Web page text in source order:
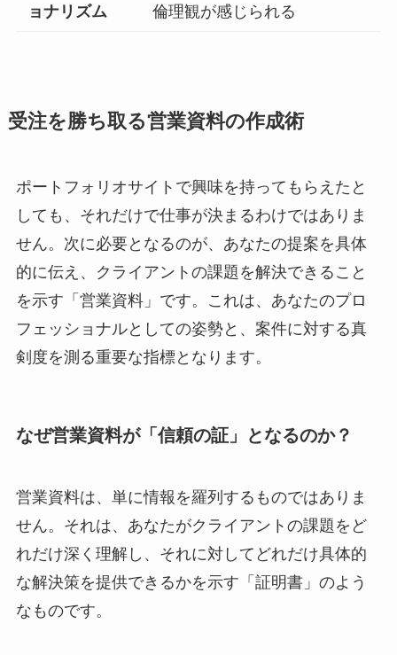
ョナリズム
倫理観が感じられる
受注を勝ち取る営業資料の作成術
ポートフォリオサイトで興味を持ってもらえたと
しても、それだけで仕事が決まるわけではありま
せん。次に必要となるのが、あなたの提案を具体
的に伝え、クライアントの課題を解決できること
を示す「営業資料」です。これは、あなたのプロ
フェッショナルとしての姿勢と、案件に対する真
剣度を測る重要な指標となります。
なぜ営業資料が「信頼の証」となるのか？
営業資料は、単に情報を羅列するものではありま
せん。それは、あなたがクライアントの課題をど
れだけ深く理解し、それに対してどれだけ具体的
な解決策を提供できるかを示す「証明書」のよう
なものです。